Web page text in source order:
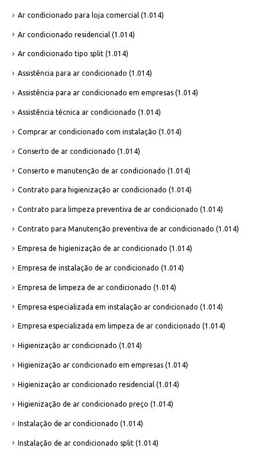
Ar condicionado para loja comercial (1.014)
Ar condicionado residencial (1.014)
Ar condicionado tipo split (1.014)
Assistência para ar condicionado (1.014)
Assistência para ar condicionado em empresas (1.014)
Assistência técnica ar condicionado (1.014)
Comprar ar condicionado com instalação (1.014)
Conserto de ar condicionado (1.014)
Conserto e manutenção de ar condicionado (1.014)
Contrato para higienização ar condicionado (1.014)
Contrato para limpeza preventiva de ar condicionado (1.014)
Contrato para Manutenção preventiva de ar condicionado (1.014)
Empresa de higienização de ar condicionado (1.014)
Empresa de instalação de ar condicionado (1.014)
Empresa de limpeza de ar condicionado (1.014)
Empresa especializada em instalação ar condicionado (1.014)
Empresa especializada em limpeza de ar condicionado (1.014)
Higienização ar condicionado (1.014)
Higienização ar condicionado em empresas (1.014)
Higienização ar condicionado residencial (1.014)
Higienização de ar condicionado preço (1.014)
Instalação de ar condicionado (1.014)
Instalação de ar condicionado split (1.014)